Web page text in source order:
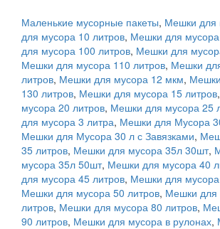
Маленькие мусорные пакеты, Мешки для
для мусора 10 литров, Мешки для
для мусора 100 литров, Мешки для
Мешки для мусора 110 литров, Мешки
литров, Мешки для мусора 12 мкм,
130 литров, Мешки для мусора 15 литров,
мусора 20 литров, Мешки для мусора 25
для мусора 3 литра, Мешки для Мусора
Мешки для Мусора 30 л с Завязками,
35 литров, Мешки для мусора 35л 30шт,
мусора 35л 50шт, Мешки для мусора 40
для мусора 45 литров, Мешки для
Мешки для мусора 50 литров, Мешки для
литров, Мешки для мусора 80 литров,
90 литров, Мешки для мусора в рулонах,